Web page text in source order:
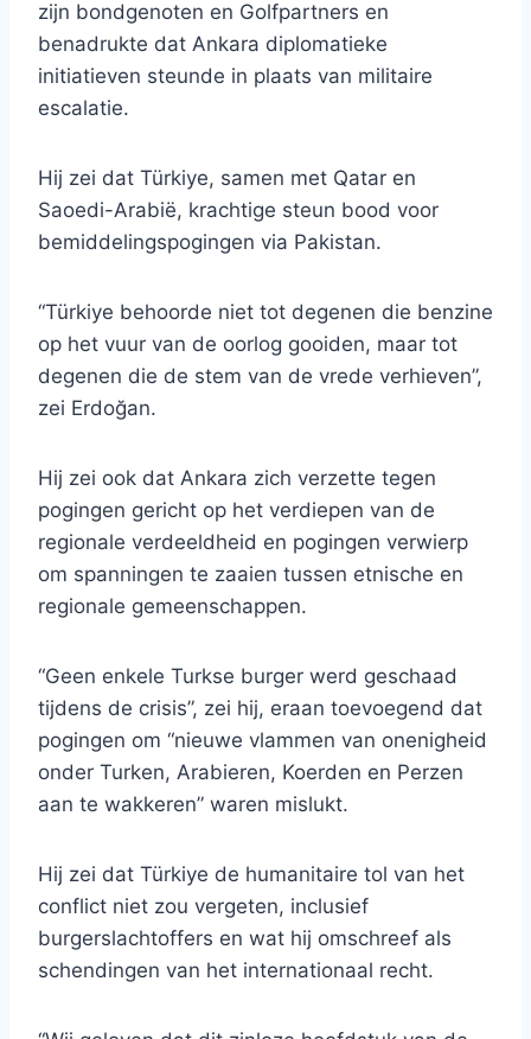
zijn bondgenoten en Golfpartners en
benadrukte dat Ankara diplomatieke
initiatieven steunde in plaats van militaire
escalatie.
Hij zei dat Türkiye, samen met Qatar en
Saoedi-Arabië, krachtige steun bood voor
bemiddelingspogingen via Pakistan.
“Türkiye behoorde niet tot degenen die benzine
op het vuur van de oorlog gooiden, maar tot
degenen die de stem van de vrede verhieven”,
zei Erdoğan.
Hij zei ook dat Ankara zich verzette tegen
pogingen gericht op het verdiepen van de
regionale verdeeldheid en pogingen verwierp
om spanningen te zaaien tussen etnische en
regionale gemeenschappen.
“Geen enkele Turkse burger werd geschaad
tijdens de crisis”, zei hij, eraan toevoegend dat
pogingen om “nieuwe vlammen van onenigheid
onder Turken, Arabieren, Koerden en Perzen
aan te wakkeren” waren mislukt.
Hij zei dat Türkiye de humanitaire tol van het
conflict niet zou vergeten, inclusief
burgerslachtoffers en wat hij omschreef als
schendingen van het internationaal recht.